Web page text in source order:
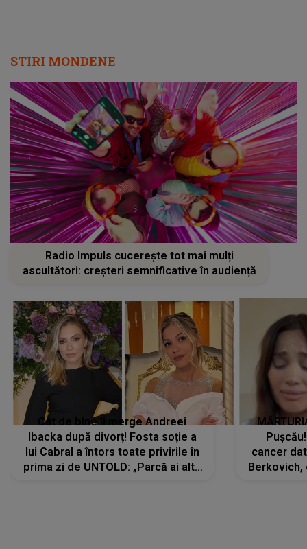
STIRI MONDENE
Radio Impuls cucerește tot mai mulți
ascultători: creșteri semnificative în audiență
Cât de bine îi merge Andreei
Ibacka după divorț! Fosta soție a
lui Cabral a întors toate privirile în
prima zi de UNTOLD: „Parcă ai altă
cancer
Berkovich,